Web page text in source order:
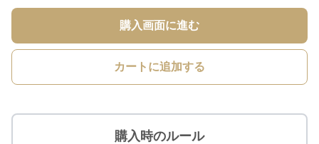
購入画面に進む
カートに追加する
購入時のルール